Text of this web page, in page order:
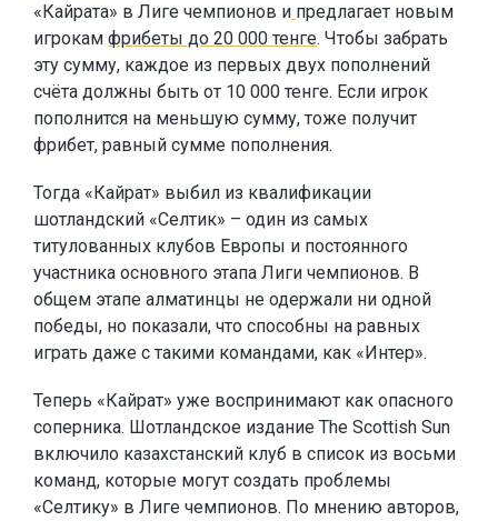
«Кайрата» в Лиге чемпионов и предлагает новым
игрокам фрибеты до 20 000 тенге. Чтобы забрать
эту сумму, каждое из первых двух пополнений
счёта должны быть от 10 000 тенге. Если игрок
пополнится на меньшую сумму, тоже получит
фрибет, равный сумме пополнения.
Тогда «Кайрат» выбил из квалификации
шотландский «Селтик» – один из самых
титулованных клубов Европы и постоянного
участника основного этапа Лиги чемпионов. В
общем этапе алматинцы не одержали ни одной
победы, но показали, что способны на равных
играть даже с такими командами, как «Интер».
Теперь «Кайрат» уже воспринимают как опасного
соперника. Шотландское издание The Scottish Sun
включило казахстанский клуб в список из восьми
команд, которые могут создать проблемы
«Селтику» в Лиге чемпионов. По мнению авторов,